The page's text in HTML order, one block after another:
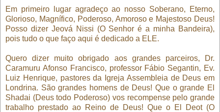
Em primeiro lugar agradeço ao nosso Soberano, Eterno,
Glorioso, Magnífico, Poderoso, Amoroso e Majestoso Deus!
Posso dizer Jeová Nissi (O Senhor é a minha Bandeira),
pois tudo o que faço aqui é dedicado a ELE.
Quero dizer muito obrigado aos grandes parceiros, Dr.
Caramuru Afonso Francisco, professor Fábio Segantin, Ev.
Luiz Henrique, pastores da Igreja Assembleia de Deus em
Londrina. São grandes homens de Deus! Que o grande El
Shadai (Deus todo Poderoso) vos recompense pelo grande
trabalho prestado ao Reino de Deus! Que o El Deot (O